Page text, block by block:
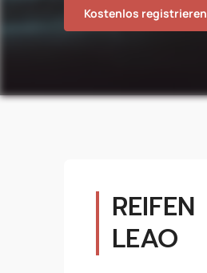
Kostenlos registrieren
REIFEN
LEAO